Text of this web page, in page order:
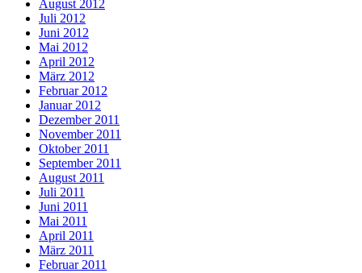
August 2012
Juli 2012
Juni 2012
Mai 2012
April 2012
März 2012
Februar 2012
Januar 2012
Dezember 2011
November 2011
Oktober 2011
September 2011
August 2011
Juli 2011
Juni 2011
Mai 2011
April 2011
März 2011
Februar 2011